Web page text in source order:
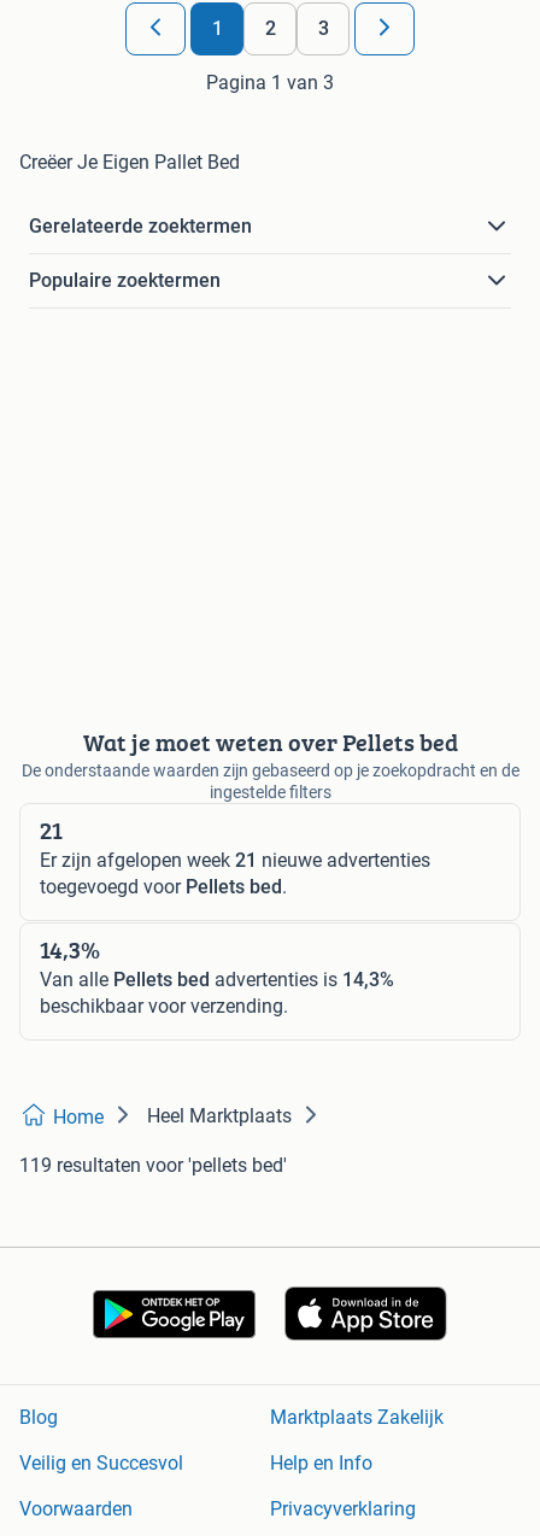
1 2 3
Pagina 1 van 3
Creëer Je Eigen Pallet Bed
Gerelateerde zoektermen
Populaire zoektermen
Wat je moet weten over Pellets bed
De onderstaande waarden zijn gebaseerd op je zoekopdracht en de
ingestelde filters
21
Er zijn afgelopen week 21 nieuwe advertenties
toegevoegd voor Pellets bed.
14,3%
Van alle Pellets bed advertenties is 14,3%
beschikbaar voor verzending.
Home Heel Marktplaats
119 resultaten voor 'pellets bed'
Blog
Marktplaats Zakelijk
Veilig en Succesvol
Help en Info
Voorwaarden
Privacyverklaring